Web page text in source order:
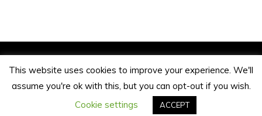
Jose Antonio Bautista 2020.
Funciona gracias a WordPress|Tema: Refined
Magazine de
Candid Themes
This website uses cookies to improve your experience. We'll
assume you're ok with this, but you can opt-out if you wish.
Cookie settings
ACCEPT